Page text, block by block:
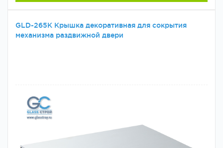
GLD-265K Крышка декоративная для сокрытия
механизма раздвижной двери